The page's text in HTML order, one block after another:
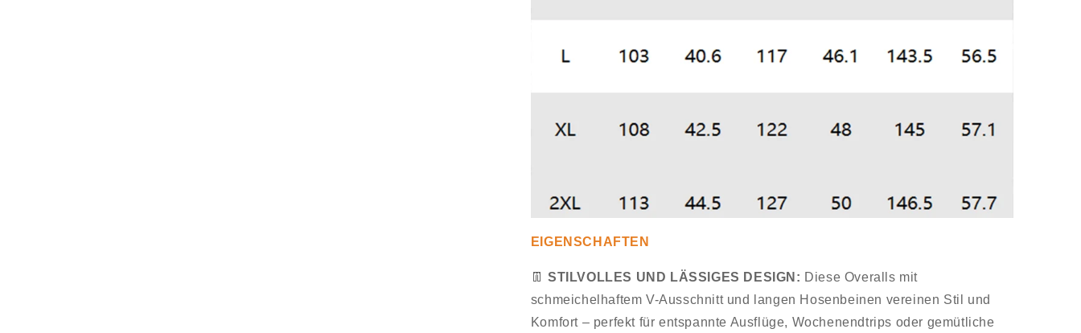
EIGENSCHAFTEN
👖 STILVOLLES UND LÄSSIGES DESIGN: Diese Overalls mit
schmeichelhaftem V-Ausschnitt und langen Hosenbeinen vereinen Stil und
Komfort – perfekt für entspannte Ausflüge, Wochenendtrips oder gemütliche